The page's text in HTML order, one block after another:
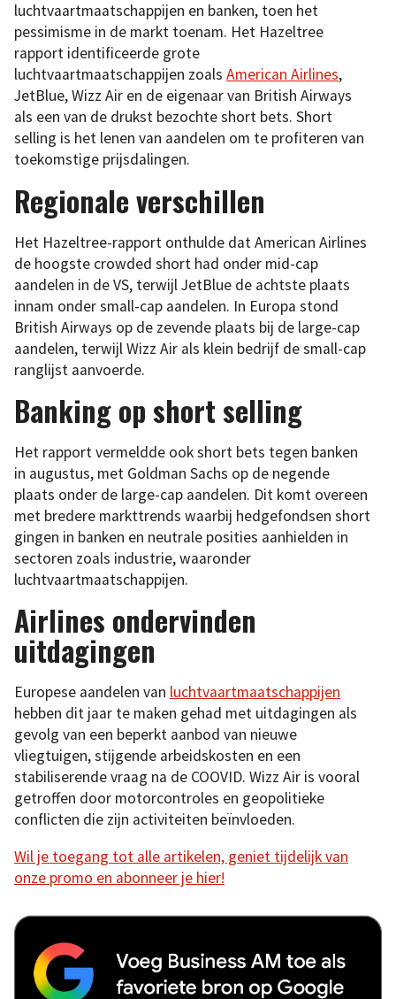
luchtvaartmaatschappijen en banken, toen het
pessimisme in de markt toenam. Het Hazeltree
rapport identificeerde grote
luchtvaartmaatschappijen zoals American Airlines,
JetBlue, Wizz Air en de eigenaar van British Airways
als een van de drukst bezochte short bets. Short
selling is het lenen van aandelen om te profiteren van
toekomstige prijsdalingen.
Regionale verschillen
Het Hazeltree-rapport onthulde dat American Airlines
de hoogste crowded short had onder mid-cap
aandelen in de VS, terwijl JetBlue de achtste plaats
innam onder small-cap aandelen. In Europa stond
British Airways op de zevende plaats bij de large-cap
aandelen, terwijl Wizz Air als klein bedrijf de small-cap
ranglijst aanvoerde.
Banking op short selling
Het rapport vermeldde ook short bets tegen banken
in augustus, met Goldman Sachs op de negende
plaats onder de large-cap aandelen. Dit komt overeen
met bredere markttrends waarbij hedgefondsen short
gingen in banken en neutrale posities aanhielden in
sectoren zoals industrie, waaronder
luchtvaartmaatschappijen.
Airlines ondervinden
uitdagingen
Europese aandelen van luchtvaartmaatschappijen
hebben dit jaar te maken gehad met uitdagingen als
gevolg van een beperkt aanbod van nieuwe
vliegtuigen, stijgende arbeidskosten en een
stabiliserende vraag na de COOVID. Wizz Air is vooral
getroffen door motorcontroles en geopolitieke
conflicten die zijn activiteiten beïnvloeden.
Wil je toegang tot alle artikelen, geniet tijdelijk van
onze promo en abonneer je hier!